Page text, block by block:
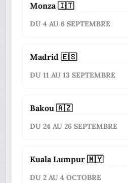
Monza 🇮🇹
DU 4 AU 6 SEPTEMBRE
Madrid 🇪🇸
DU 11 AU 13 SEPTEMBRE
Bakou 🇦🇿
DU 24 AU 26 SEPTEMBRE
Kuala Lumpur 🇲🇾
DU 2 AU 4 OCTOBRE